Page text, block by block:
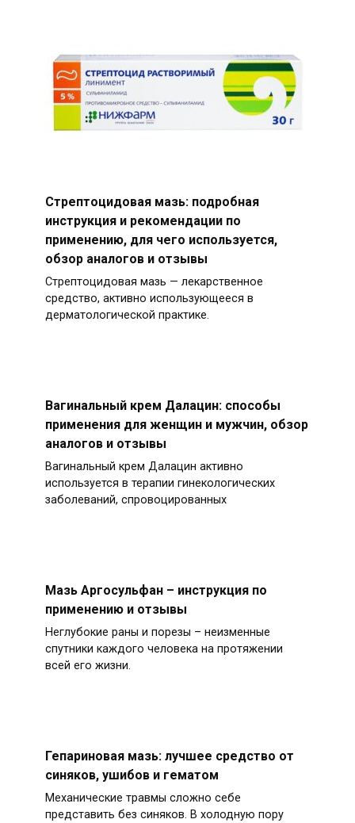
Стрептоцидовая мазь: подробная
инструкция и рекомендации по
применению, для чего используется,
обзор аналогов и отзывы
Стрептоцидовая мазь — лекарственное
средство, активно использующееся в
дерматологической практике.
Вагинальный крем Далацин: способы
применения для женщин и мужчин, обзор
аналогов и отзывы
Вагинальный крем Далацин активно
используется в терапии гинекологических
заболеваний, спровоцированных
Мазь Аргосульфан – инструкция по
применению и отзывы
Неглубокие раны и порезы – неизменные
спутники каждого человека на протяжении
всей его жизни.
Гепариновая мазь: лучшее средство от
синяков, ушибов и гематом
Механические травмы сложно себе
представить без синяков. В холодную пору